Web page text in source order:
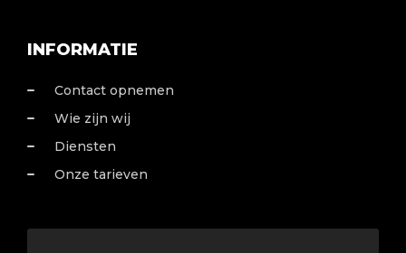
INFORMATIE
Contact opnemen
Wie zijn wij
Diensten
Onze tarieven